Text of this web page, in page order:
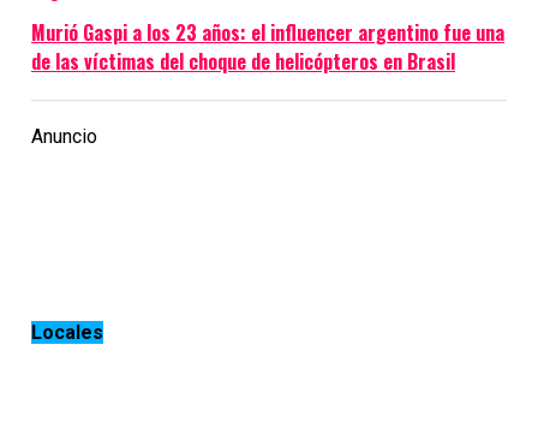
Murió Gaspi a los 23 años: el influencer argentino fue una
de las víctimas del choque de helicópteros en Brasil
Anuncio
Locales